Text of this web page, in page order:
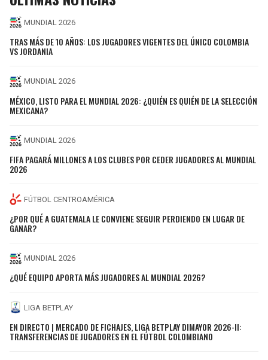
MUNDIAL 2026
TRAS MÁS DE 10 AÑOS: LOS JUGADORES VIGENTES DEL ÚNICO COLOMBIA
VS JORDANIA
MUNDIAL 2026
MÉXICO, LISTO PARA EL MUNDIAL 2026: ¿QUIÉN ES QUIÉN DE LA SELECCIÓN
MEXICANA?
MUNDIAL 2026
FIFA PAGARÁ MILLONES A LOS CLUBES POR CEDER JUGADORES AL MUNDIAL
2026
FÚTBOL CENTROAMÉRICA
¿POR QUÉ A GUATEMALA LE CONVIENE SEGUIR PERDIENDO EN LUGAR DE
GANAR?
MUNDIAL 2026
¿QUÉ EQUIPO APORTA MÁS JUGADORES AL MUNDIAL 2026?
LIGA BETPLAY
EN DIRECTO | MERCADO DE FICHAJES, LIGA BETPLAY DIMAYOR 2026-II:
TRANSFERENCIAS DE JUGADORES EN EL FÚTBOL COLOMBIANO